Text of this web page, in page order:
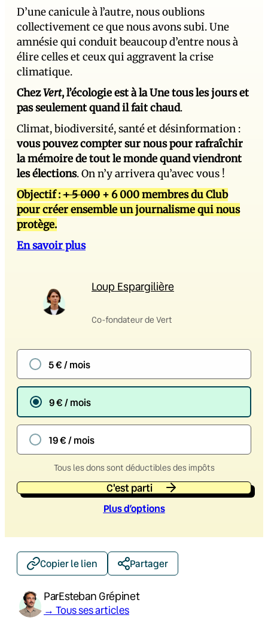
D’une canicule à l’autre, nous oublions
collectivement ce que nous avons subi. Une
amnésie qui conduit beaucoup d’entre nous à
élire celles et ceux qui aggravent la crise
climatique.
ChezVert, l’écologie est à la Une tous les jours et
pas seulement quand il fait chaud.
Climat, biodiversité, santé et désinformation :
vous pouvez compter sur nous pour rafraîchir
la mémoire de tout le monde quand viendront
les élections. On n’y arrivera qu’avec vous !
Objectif :+ 5 000 + 6 000 membres du Club
pour créer ensemble un journalisme qui nous
protège.
En savoir plus
Loup Espargilière
Co-fondateur de Vert
5 € / mois
9 € / mois
19 € / mois
Tous les dons sont déductibles des impôts
C'est parti
Plus d’options
Copier le lien Partager
ParEsteban Grépinet
→ Tous ses articles